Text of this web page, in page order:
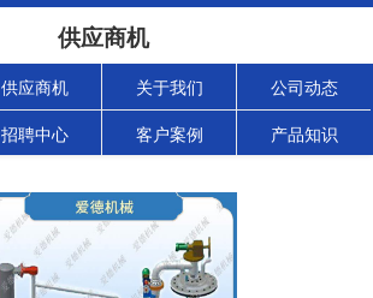
供应商机
供应商机 关于我们 公司动态
招聘中心 客户案例 产品知识